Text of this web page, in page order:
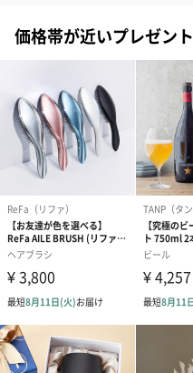
価格帯が近いプレゼント